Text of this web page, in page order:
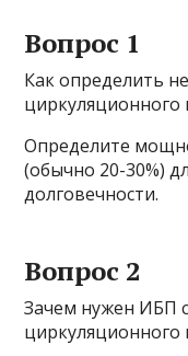
Вопрос 1
Как определить
циркуляционного
Определите
(обычно 20-30%)
долговечности.
Вопрос 2
Зачем нужен ИБП
циркуляционного